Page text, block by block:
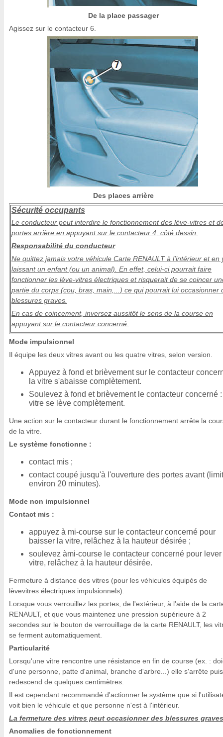
De la place passager
Agissez sur le contacteur 6.
Des places arrière
Sécurité occupants
Le conducteur peut interdire le fonctionnement des lève-vitres et
portes arrière en appuyant sur le contacteur 4, côté dessin.
Responsabilité du conducteur
Ne quittez jamais votre véhicule Carte RENAULT à l'intérieur et en
laissant un enfant (ou un animal). En effet, celui-ci pourrait faire
fonctionner les lève-vitres électriques et risquerait de se coincer
partie du corps (cou, bras, main,...) ce qui pourrait lui occasionner
blessures graves.
En cas de coincement, inversez aussitôt le sens de la course en
appuyant sur le contacteur concerné.
Mode impulsionnel
Il équipe les deux vitres avant ou les quatre vitres, selon version.
Appuyez à fond et brièvement sur le contacteur
la vitre s'abaisse complètement.
Soulevez à fond et brièvement le contacteur concerné
vitre se lève complètement.
Une action sur le contacteur durant le fonctionnement arrête la
de la vitre.
Le système fonctionne :
contact mis ;
contact coupé jusqu'à l'ouverture des portes avant
environ 20 minutes).
Mode non impulsionnel
Contact mis :
appuyez à mi-course sur le contacteur concerné pour
baisser la vitre, relâchez à la hauteur désirée ;
soulevez àmi-course le contacteur concerné pour lever
vitre, relâchez à la hauteur désirée.
Fermeture à distance des vitres (pour les véhicules équipés de
lèvevitres électriques impulsionnels).
Lorsque vous verrouillez les portes, de l'extérieur, à l'aide de la
RENAULT, et que vous maintenez une pression supérieure à 2
secondes sur le bouton de verrouillage de la carte RENAULT, les
se ferment automatiquement.
Particularité
Lorsqu'une vitre rencontre une résistance en fin de course (ex. :
d'une personne, patte d'animal, branche d'arbre...) elle s'arrête puis
redescend de quelques centimètres.
Il est cependant recommandé d'actionner le système que si
voit bien le véhicule et que personne n'est à l'intérieur.
La fermeture des vitres peut occasionner des blessures
Anomalies de fonctionnement